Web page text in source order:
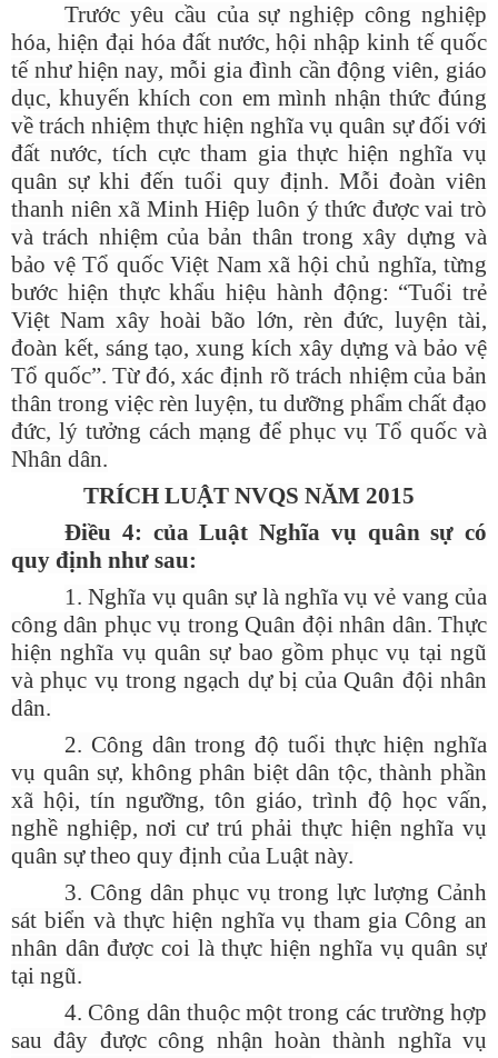
Trước yêu cầu của sự nghiệp công nghiệp
hóa, hiện đại hóa đất nước, hội nhập kinh tế quốc
tế như hiện nay, mỗi gia đình cần động viên, giáo
dục, khuyến khích con em mình nhận thức đúng
về trách nhiệm thực hiện nghĩa vụ quân sự đối với
đất nước, tích cực tham gia thực hiện nghĩa vụ
quân sự khi đến tuổi quy định. Mỗi đoàn viên
thanh niên xã Minh Hiệp luôn ý thức được vai trò
và trách nhiệm của bản thân trong xây dựng và
bảo vệ Tổ quốc Việt Nam xã hội chủ nghĩa, từng
bước hiện thực khẩu hiệu hành động: “Tuổi trẻ
Việt Nam xây hoài bão lớn, rèn đức, luyện tài,
đoàn kết, sáng tạo, xung kích xây dựng và bảo vệ
Tổ quốc”. Từ đó, xác định rõ trách nhiệm của bản
thân trong việc rèn luyện, tu dưỡng phẩm chất đạo
đức, lý tưởng cách mạng để phục vụ Tổ quốc và
Nhân dân.
TRÍCH LUẬT NVQS NĂM 2015
Điều 4: của Luật Nghĩa vụ quân sự có
quy định như sau:
1. Nghĩa vụ quân sự là nghĩa vụ vẻ vang của
công dân phục vụ trong Quân đội nhân dân. Thực
hiện nghĩa vụ quân sự bao gồm phục vụ tại ngũ
và phục vụ trong ngạch dự bị của Quân đội nhân
dân.
2. Công dân trong độ tuổi thực hiện nghĩa
vụ quân sự, không phân biệt dân tộc, thành phần
xã hội, tín ngưỡng, tôn giáo, trình độ học vấn,
nghề nghiệp, nơi cư trú phải thực hiện nghĩa vụ
quân sự theo quy định của Luật này.
3. Công dân phục vụ trong lực lượng Cảnh
sát biển và thực hiện nghĩa vụ tham gia Công an
nhân dân được coi là thực hiện nghĩa vụ quân sự
tại ngũ.
4. Công dân thuộc một trong các trường hợp
sau đây được công nhận hoàn thành nghĩa vụ